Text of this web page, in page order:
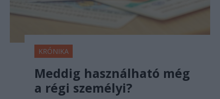
KRÓNIKA
Meddig használható még
a régi személyi?